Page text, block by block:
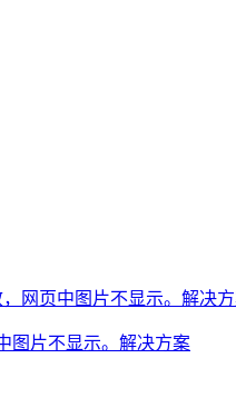
图片不显示。解决方案